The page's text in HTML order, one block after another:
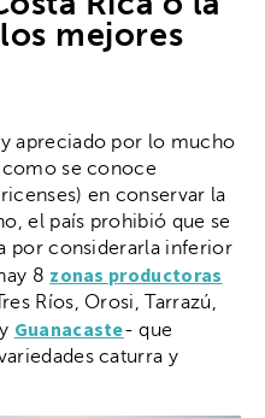
mejores
apreciado por lo mucho
se conoce
en conservar la
el país prohibió que se
por considerarla inferior
8 zonas productoras
Ríos, Orosi, Tarrazú,
Guanacaste- que
caturra y